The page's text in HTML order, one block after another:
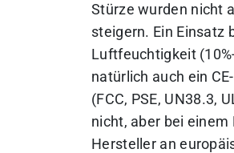
Stürze wurden nicht
steigern. Ein Einsatz
Luftfeuchtigkeit
natürlich auch ein
(FCC, PSE, UN38.3,
nicht, aber bei einem
Hersteller an